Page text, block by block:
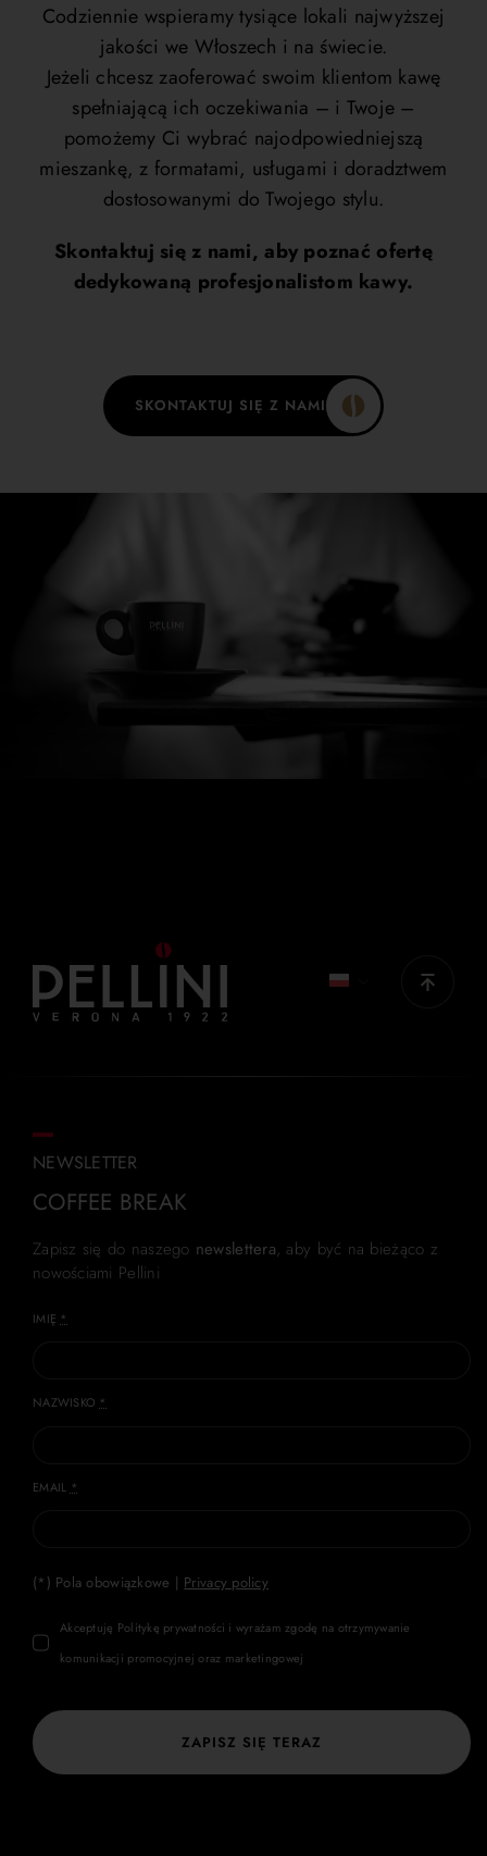
Codziennie wspieramy tysiące lokali najwyższej
jakości we Włoszech i na świecie.
Jeżeli chcesz zaoferować swoim klientom kawę
spełniającą ich oczekiwania – i Twoje –
pomożemy Ci wybrać najodpowiedniejszą
mieszankę, z formatami, usługami i doradztwem
dostosowanymi do Twojego stylu.
Skontaktuj się z nami, aby poznać ofertę
dedykowaną profesjonalistom kawy.
SKONTAKTUJ SIĘ Z NAMI
NEWSLETTER
COFFEE BREAK
Zapisz się do naszego newslettera, aby być na bieżąco z
nowościami Pellini
IMIĘ *
NAZWISKO *
EMAIL *
(*) Pola obowiązkowe | Privacy policy
Akceptuję Politykę prywatności i wyrażam zgodę na otrzymywanie
komunikacji promocyjnej oraz marketingowej
ZAPISZ SIĘ TERAZ